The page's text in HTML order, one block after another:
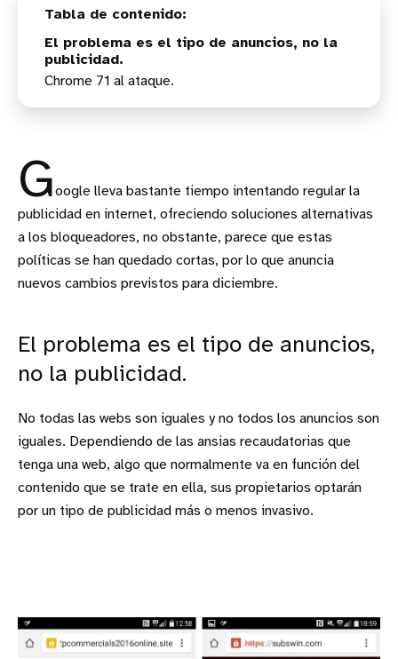
El problema es el tipo de anuncios, no la
publicidad.
Chrome 71 al ataque.
Google lleva bastante tiempo intentando regular la
publicidad en internet, ofreciendo soluciones alternativas
a los bloqueadores, no obstante, parece que estas
políticas se han quedado cortas, por lo que anuncia
nuevos cambios previstos para diciembre.
El problema es el tipo de anuncios,
no la publicidad.
No todas las webs son iguales y no todos los anuncios son
iguales. Dependiendo de las ansias recaudatorias que
tenga una web, algo que normalmente va en función del
contenido que se trate en ella, sus propietarios optarán
por un tipo de publicidad más o menos invasivo.